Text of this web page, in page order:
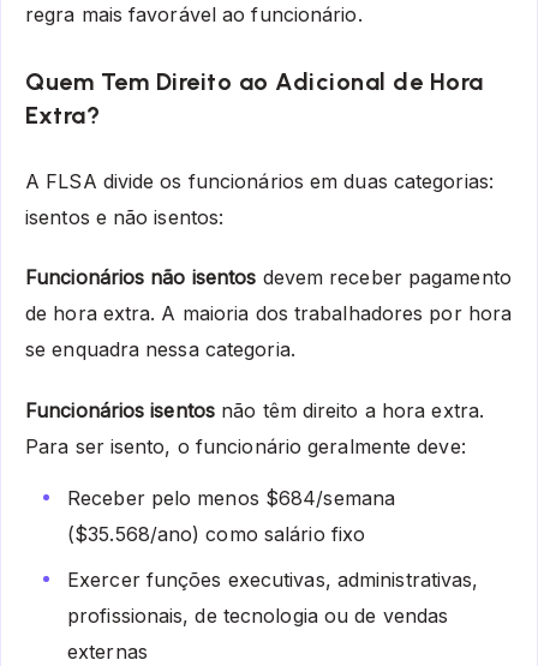
regra mais favorável ao funcionário.
Quem Tem Direito ao Adicional de Hora
Extra?
A FLSA divide os funcionários em duas categorias:
isentos e não isentos:
Funcionários não isentos devem receber pagamento
de hora extra. A maioria dos trabalhadores por hora
se enquadra nessa categoria.
Funcionários isentos não têm direito a hora extra.
Para ser isento, o funcionário geralmente deve:
Receber pelo menos $684/semana
($35.568/ano) como salário fixo
Exercer funções executivas, administrativas,
profissionais, de tecnologia ou de vendas
externas